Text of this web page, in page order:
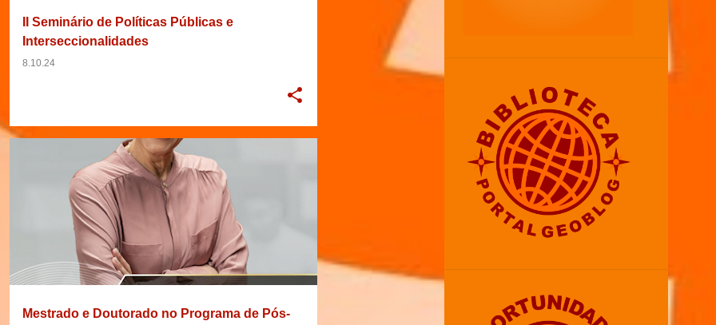
II Seminário de Políticas Públicas e
Interseccionalidades
8.10.24
Mestrado e Doutorado no Programa de Pós-
31/10/2024 BRASIL BRASÍLIA